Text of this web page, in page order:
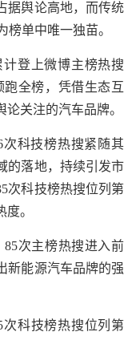
据舆论高地，而传统
单中唯一独苗。
登上微博主榜热搜
跑全榜，凭借生态互
关注的汽车品牌。
科技榜热搜紧随其
的落地，持续引发市
次科技榜热搜位列第
。
次主榜热搜进入前
新能源汽车品牌的强
科技榜热搜位列第